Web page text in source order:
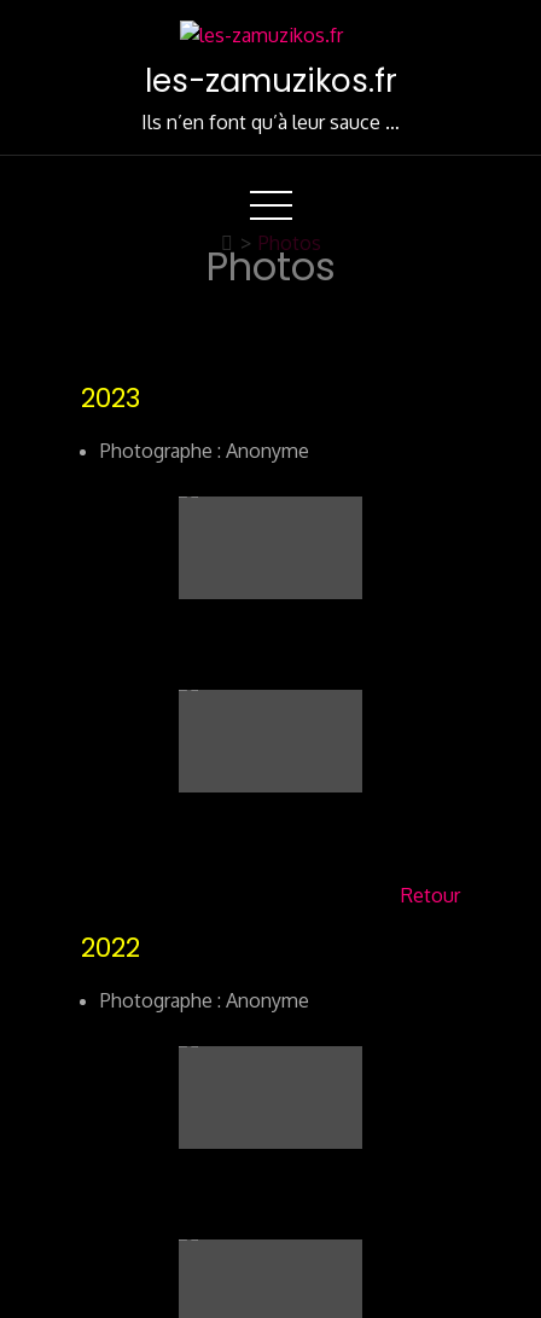
les-zamuzikos.fr
Ils n’en font qu’à leur sauce …
Photos
> Photos
2023
Photographe : Anonyme
Retour
2022
Photographe : Anonyme